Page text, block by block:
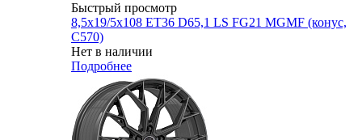
Быстрый просмотр
8,5x19/5x108 ET36 D65,1 LS FG21 MGMF (конус,
C570)
Нет в наличии
Подробнее